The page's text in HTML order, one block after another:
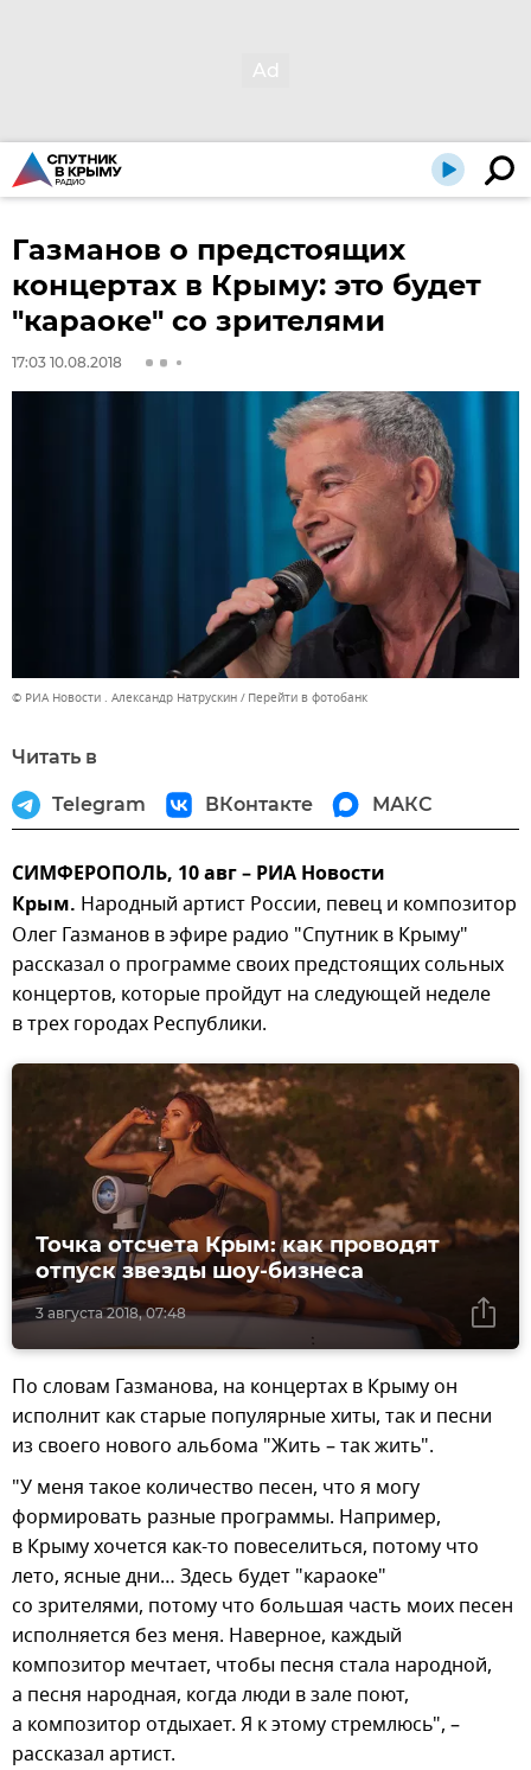
Газманов о предстоящих
концертах в Крыму: это будет
"караоке" со зрителями
17:03 10.08.2018
© РИА Новости . Александр Натрускин Перейти в фотобанк
Читать в
Telegram ВКонтакте МАКС
СИМФЕРОПОЛЬ, 10 авг – РИА Новости
Крым. Народный артист России, певец и композитор
Олег Газманов в эфире радио "Спутник в Крыму"
рассказал о программе своих предстоящих сольных
концертов, которые пройдут на следующей неделе
в трех городах Республики.
3 августа 2018, 07:48
Точка отсчета Крым: как проводят
отпуск звезды шоу-бизнеса
По словам Газманова, на концертах в Крыму он
исполнит как старые популярные хиты, так и песни
из своего нового альбома "Жить – так жить".
"У меня такое количество песен, что я могу
формировать разные программы. Например,
в Крыму хочется как-то повеселиться, потому что
лето, ясные дни… Здесь будет "караоке"
со зрителями, потому что большая часть моих песен
исполняется без меня. Наверное, каждый
композитор мечтает, чтобы песня стала народной,
а песня народная, когда люди в зале поют,
а композитор отдыхает. Я к этому стремлюсь", –
рассказал артист.